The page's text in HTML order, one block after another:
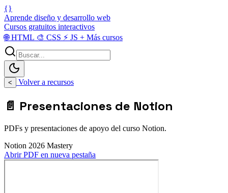
{}
Aprende diseño y desarrollo web
Cursos gratuitos interactivos
🌐HTML 🎨 CSS ⚡ JS + Más cursos
< Volver a recursos
📄 Presentaciones de Notion
PDFs y presentaciones de apoyo del curso Notion.
Notion 2026 Mastery
Abrir PDF en nueva pestaña